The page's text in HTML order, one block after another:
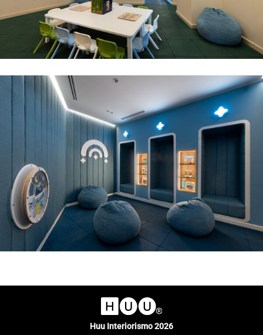
Huu Interiorismo 2026